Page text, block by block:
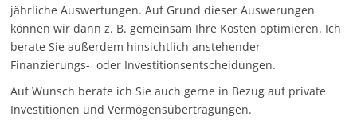
jährliche Auswertungen. Auf Grund dieser Auswerungen
können wir dann z. B. gemeinsam Ihre Kosten optimieren. Ich
berate Sie außerdem hinsichtlich anstehender
Finanzierungs- oder Investitionsentscheidungen.
Auf Wunsch berate ich Sie auch gerne in Bezug auf private
Investitionen und Vermögensübertragungen.